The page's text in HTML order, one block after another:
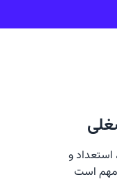
و
مهم است